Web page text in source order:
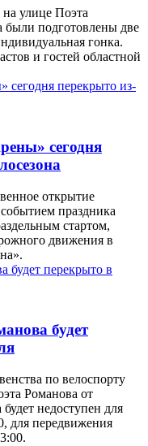
улице Поэта
были подготовлены две
гонка.
и гостей областной
сегодня
открытие
праздника
стартом,
движения в
будет
по велоспорту
Романова от
недоступен для
для передвижения